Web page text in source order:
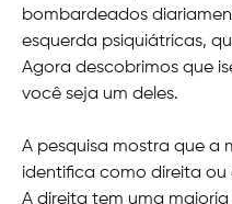
bombardeados
esquerda psiquiátricas,
Agora descobrimos que
você seja um deles.
A pesquisa mostra que a
identifica como direita ou
A direita tem uma